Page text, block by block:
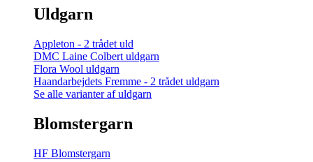
Uldgarn
Appleton - 2 trådet uld
DMC Laine Colbert uldgarn
Flora Wool uldgarn
Haandarbejdets Fremme - 2 trådet uldgarn
Se alle varianter af uldgarn
Blomstergarn
HF Blomstergarn